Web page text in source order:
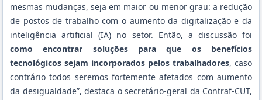
mesmas mudanças, seja em maior ou menor grau: a redução
de postos de trabalho com o aumento da digitalização e da
inteligência artificial (IA) no setor. Então, a discussão foi
como encontrar soluções para que os benefícios
tecnológicos sejam incorporados pelos trabalhadores, caso
contrário todos seremos fortemente afetados com aumento
da desigualdade”, destaca o secretário-geral da Contraf-CUT,